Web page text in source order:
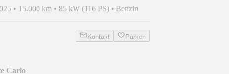
• 15.000 km • 85 kW (116 PS) • Benzin
Kontakt Parken
Carlo